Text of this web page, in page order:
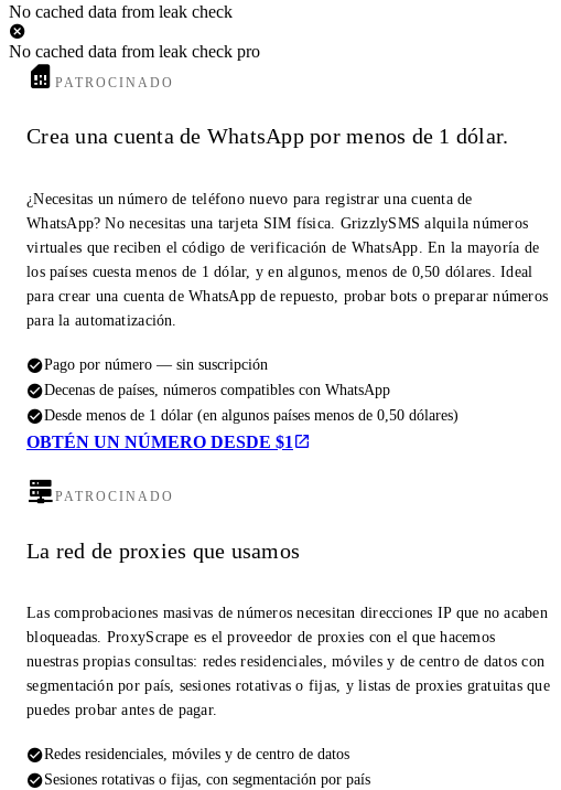
No cached data from leak check
No cached data from leak check pro
PATROCINADO
Crea una cuenta de WhatsApp por menos de 1 dólar.
¿Necesitas un número de teléfono nuevo para registrar una cuenta de
WhatsApp? No necesitas una tarjeta SIM física. GrizzlySMS alquila números
virtuales que reciben el código de verificación de WhatsApp. En la mayoría de
los países cuesta menos de 1 dólar, y en algunos, menos de 0,50 dólares. Ideal
para crear una cuenta de WhatsApp de repuesto, probar bots o preparar números
para la automatización.
Pago por número — sin suscripción
Decenas de países, números compatibles con WhatsApp
Desde menos de 1 dólar (en algunos países menos de 0,50 dólares)
OBTÉN UN NÚMERO DESDE $1
PATROCINADO
La red de proxies que usamos
Las comprobaciones masivas de números necesitan direcciones IP que no acaben
bloqueadas. ProxyScrape es el proveedor de proxies con el que hacemos
nuestras propias consultas: redes residenciales, móviles y de centro de datos con
segmentación por país, sesiones rotativas o fijas, y listas de proxies gratuitas que
puedes probar antes de pagar.
Redes residenciales, móviles y de centro de datos
Sesiones rotativas o fijas, con segmentación por país